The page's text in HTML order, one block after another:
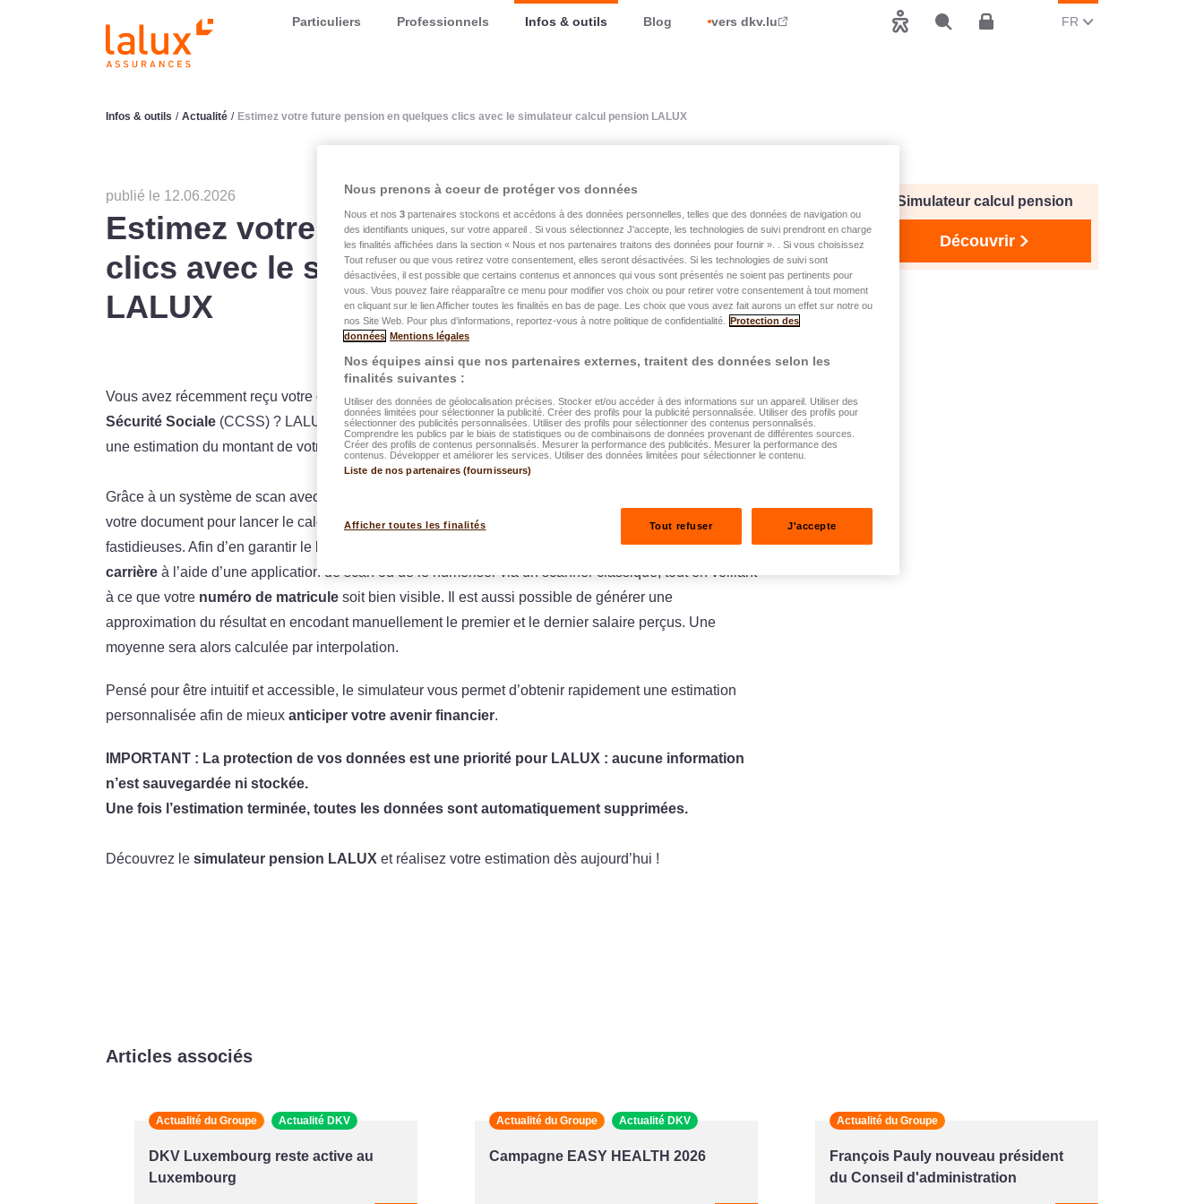
LALUX AssurancesParticuliers Professionnels Infos & outils Blog vers dkv.lu
Rechercher
Accessibilité Espace client
CHANGER LA
FR (FRANCAIS)
Infos & outils / Actualité / Estimez votre future pension en quelques clics avec le simulateur calcul pension LALUX
Simulateur calcul pension
Découvrir
publié le 12.06.2026
Estimez votre future pension en quelques
clics avec le simulateur calcul pension
LALUX
Vous avez récemment reçu votre extrait de carrière d’assurance pension du Centre Commun de la
Sécurité Sociale (CCSS) ? LALUX a développé un simulateur simple, rapide et sécurisé pour obtenir
une estimation du montant de votre future pension.
Grâce à un système de scan avec
votre document pour lancer le calcul en quelques clics – sans saisie complexe ni démarches
fastidieuses. Afin d’en garantir le bon fonctionnement, il est recommandé de scanner votreextrait de
carrière à l’aide d’une application de scan ou de le numériser via un scanner classique, tout en veillant
à ce que votre numéro de matricule soit bien visible. Il est aussi possible de générer une
approximation du résultat en encodant manuellement le premier et le dernier salaire perçus. Une
moyenne sera alors calculée par interpolation.
Pensé pour être intuitif et accessible, le simulateur vous permet d’obtenir rapidement une estimation
personnalisée afin de mieux anticiper votre avenir financier.
IMPORTANT : La protection de vos données est une priorité pour LALUX : aucune information
n’est sauvegardée ni stockée.
Une fois l’estimation terminée, toutes les données sont automatiquement supprimées.
Découvrez le simulateur pension LALUX et réalisez votre estimation dès aujourd’hui !
Articles associés
Actualité du Groupe Actualité DKV
DKV Luxembourg reste active au
Luxembourg
Actualité du Groupe Actualité DKV
Campagne EASY HEALTH 2026
Actualité du Groupe
François Pauly nouveau président
du Conseil d'administration
Nous prenons à coeur de protéger vos données
Nous et nos 3 partenaires stockons et accédons à des données personnelles, telles que des données de navigation ou
des identifiants uniques, sur votre appareil . Si vous sélectionnez J'accepte, les technologies de suivi prendront en charge
les finalités affichées dans la section « Nous et nos partenaires traitons des données pour fournir ». . Si vous choisissez
Tout refuser ou que vous retirez votre consentement, elles seront désactivées. Si les technologies de suivi sont
désactivées, il est possible que certains contenus et annonces qui vous sont présentés ne soient pas pertinents pour
vous. Vous pouvez faire réapparaître ce menu pour modifier vos choix ou pour retirer votre consentement à tout moment
en cliquant sur le lien Afficher toutes les finalités en bas de page. Les choix que vous avez fait aurons un effet sur notre ou
nos Site Web. Pour plus d’informations, reportez-vous à notre politique de confidentialité.
Protection des
données Mentions légales
Nos équipes ainsi que nos partenaires externes, traitent des données selon les
finalités suivantes :
Utiliser des données de géolocalisation précises. Stocker et/ou accéder à des informations sur un appareil. Utiliser des
données limitées pour sélectionner la publicité. Créer des profils pour la publicité personnalisée. Utiliser des profils pour
sélectionner des publicités personnalisées. Utiliser des profils pour sélectionner des contenus personnalisés.
Comprendre les publics par le biais de statistiques ou de combinaisons de données provenant de différentes sources.
Créer des profils de contenus personnalisés. Mesurer la performance des publicités. Mesurer la performance des
contenus. Développer et améliorer les services. Utiliser des données limitées pour sélectionner le contenu.
Liste de nos partenaires (fournisseurs)
Afficher toutes les finalités Tout refuser J'accepte